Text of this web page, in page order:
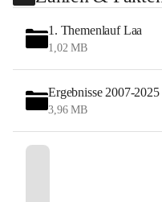
1. Themenlauf Laa
1,02 MB
Ergebnisse 2007-2025
3,96 MB